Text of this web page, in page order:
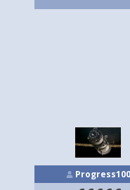
Progress100